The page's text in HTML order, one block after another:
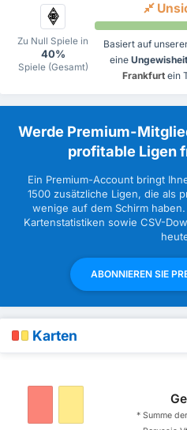
Zu Null Spiele in
40%
Spiele (Gesamt)
Basiert auf
eine Ungewisheit
Frankfurt ein
Werde Premium-
profitable Ligen
Ein Premium-Account bringt
1500 zusätzliche Ligen, die als
wenige auf dem Schirm
Kartenstatistiken sowie CSV-
ABONNIEREN SIE
Karten
* Summe